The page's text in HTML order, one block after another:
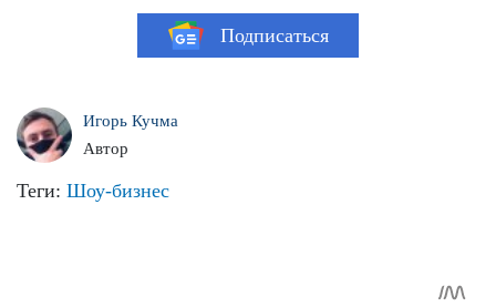
Подписаться
Игорь Кучма
Автор
Теги: Шоу-бизнес